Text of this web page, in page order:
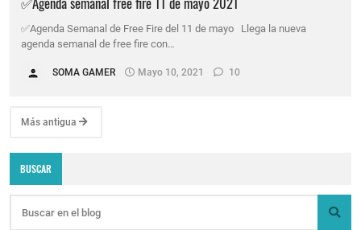
✅Agenda Semanal de Free Fire del 11 de mayo Llega la nueva
agenda semanal de free fire con…
SOMA GAMER Mayo 10, 2021 10
Más antigua
BUSCAR